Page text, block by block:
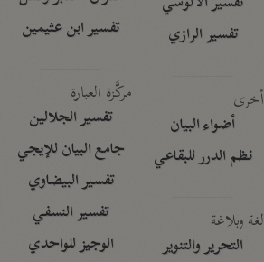
تفسير الرازي
أخرى
أضواء البيان
نظم الدرر للبقاعي
لغة وبلاغة
التحرير والتنوير
تفسير ابن عثيمين
مركَّزة العبارة
تفسير الجلالين
جامع البيان للإيجي
تفسير البيضاوي
تفسير النسفي
الوجيز للواحدي